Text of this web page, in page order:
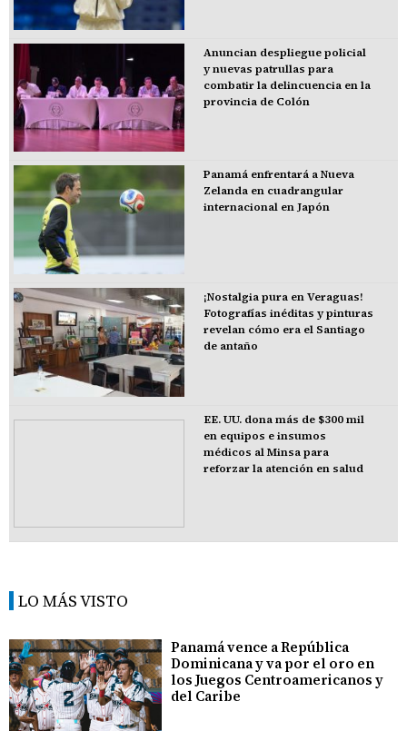
Anuncian despliegue policial
y nuevas patrullas para
combatir la delincuencia en la
provincia de Colón
Panamá enfrentará a Nueva
Zelanda en cuadrangular
internacional en Japón
¡Nostalgia pura en Veraguas!
Fotografías inéditas y pinturas
revelan cómo era el Santiago
de antaño
EE. UU. dona más de $300 mil
en equipos e insumos
médicos al Minsa para
reforzar la atención en salud
LO MÁS VISTO
Panamá vence a República
Dominicana y va por el oro en
los Juegos Centroamericanos y
del Caribe